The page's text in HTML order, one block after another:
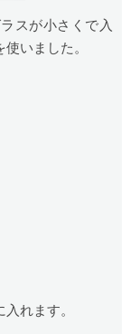
スが小さくで入
いました。
れます。